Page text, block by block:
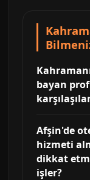
bayan
Afşin'de
hizmeti
dikkat
işler?